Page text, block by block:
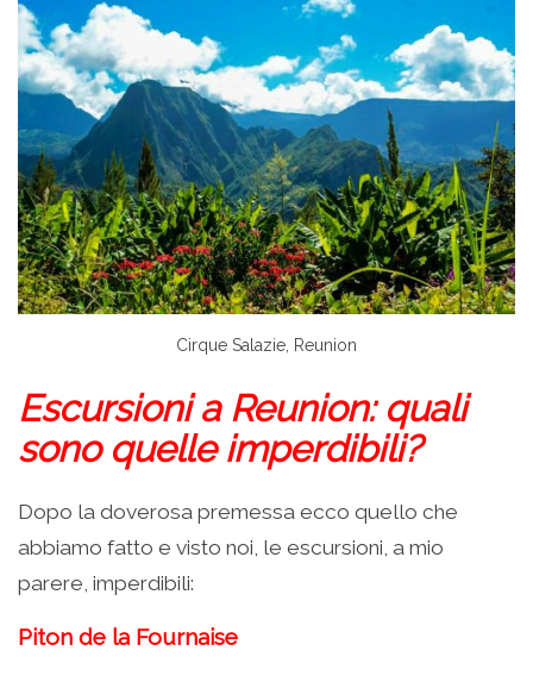
Cirque Salazie, Reunion
Escursioni a Reunion: quali
sono quelle imperdibili?
Dopo la doverosa premessa ecco quello che
abbiamo fatto e visto noi, le escursioni, a mio
parere, imperdibili:
Piton de la Fournaise